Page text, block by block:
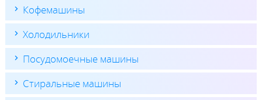
Кофемашины
Холодильники
Посудомоечные машины
Стиральные машины